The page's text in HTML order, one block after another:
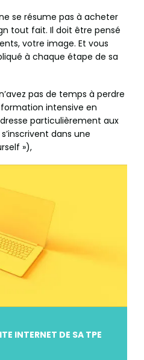
se résume pas à acheter
tout fait. Il doit être pensé
votre image. Et vous
à chaque étape de sa
pas de temps à perdre
intensive en
particulièrement aux
dans une
»),
INTERNET DE SA TPE